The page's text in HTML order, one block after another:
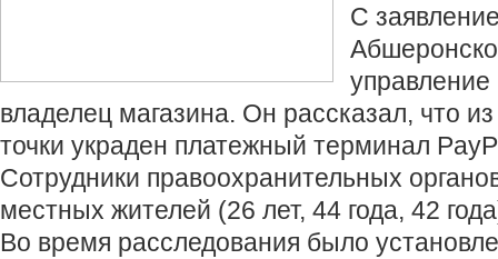
С
управление
владелец магазина. Он рассказал, что из
точки украден платежный терминал
Сотрудники правоохранительных
местных жителей (26 лет, 44 года, 42
Во время расследования было